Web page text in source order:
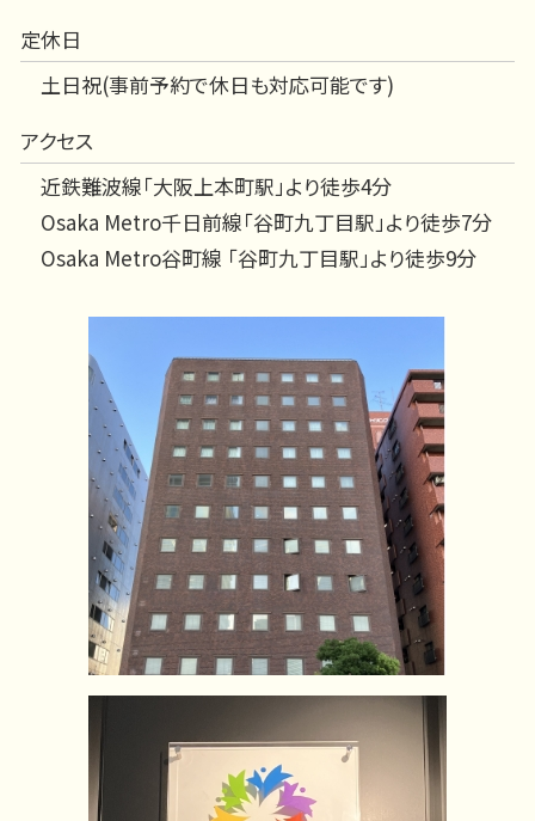
定休日
土日祝(事前予約で休日も対応可能です)
アクセス
近鉄難波線「大阪上本町駅」より徒歩4分
Osaka Metro千日前線「谷町九丁目駅」より徒歩7分
Osaka Metro谷町線 「谷町九丁目駅」より徒歩9分